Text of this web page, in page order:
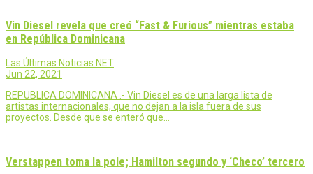
Vin Diesel revela que creó “Fast & Furious” mientras estaba
en República Dominicana
Las Últimas Noticias NET
Jun 22, 2021
REPUBLICA DOMINICANA .- Vin Diesel es de una larga lista de
artistas internacionales, que no dejan a la isla fuera de sus
proyectos. Desde que se enteró que…
Verstappen toma la pole; Hamilton segundo y ‘Checo’ tercero